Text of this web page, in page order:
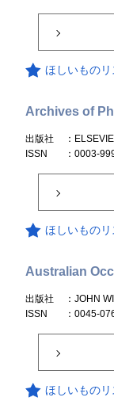
ほしいもの
Archives of
出版社
：
ISSN
：0003-
ほしいもの
Australian
出版社
：JOHN
ISSN
：0045-
ほしいもの